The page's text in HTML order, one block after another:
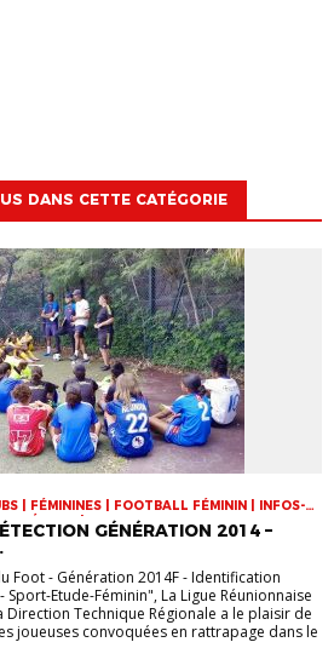
DANS CETTE CATÉGORIE
| FÉMININES | FOOTBALL FÉMININ | INFOS-
FÉMININ | VIE DES CLUBS
GÉNÉRATION 2014 –
Foot - Génération 2014F - Identification
Etude-Féminin", La Ligue Réunionnaise
Technique Régionale a le plaisir de
joueuses convoquées en rattrapage dans le